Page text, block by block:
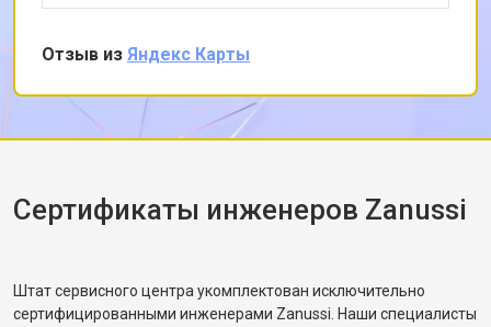
от 2100 ₽ Заказать
Замена приводного ремня
снял заднюю панель и показал, что ремень
частично порвался и проскальзывал.
Заменил ремень без лишних разговоров,
после чего протестировал в режиме стирки и
убедился, что вращение барабана
корректное. Рассказал, как правильно
разбалансировка.
Отзыв из Яндекс Карты
Сертификаты инженеров Zanussi
Штат сервисного центра укомплектован исключительно
сертифицированными инженерами Zanussi. Наши специалисты